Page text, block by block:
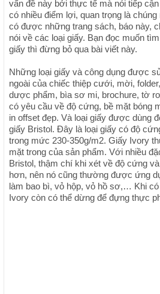
vấn đề này bởi thực tế mà nói tiếp
có nhiều điểm lợi, quan trọng là
có được những trang sách, báo này,
nói về các loại giấy. Bạn đọc muốn
giấy thì đừng bỏ qua bài viết này.
Những loại giấy và công dụng được
ngoài của chiếc thiệp cưới, mời,
dược phẩm, bìa sơ mi, brochure, tờ
có yêu cầu về độ cứng, bề mặt bóng
in offset đẹp. Và loại giấy được dùng
giấy Bristol. Đây là loại giấy có độ
trong mức 230-350g/m2. Giấy Ivory
mặt trong của sản phẩm. Với nhiều
Bristol, thậm chí khi xét về độ cứng
hơn, nên nó cũng thường được ứng
làm bao bì, vỏ hộp, vỏ hồ sơ,… Khi
Ivory còn có thể dừng để đựng thực